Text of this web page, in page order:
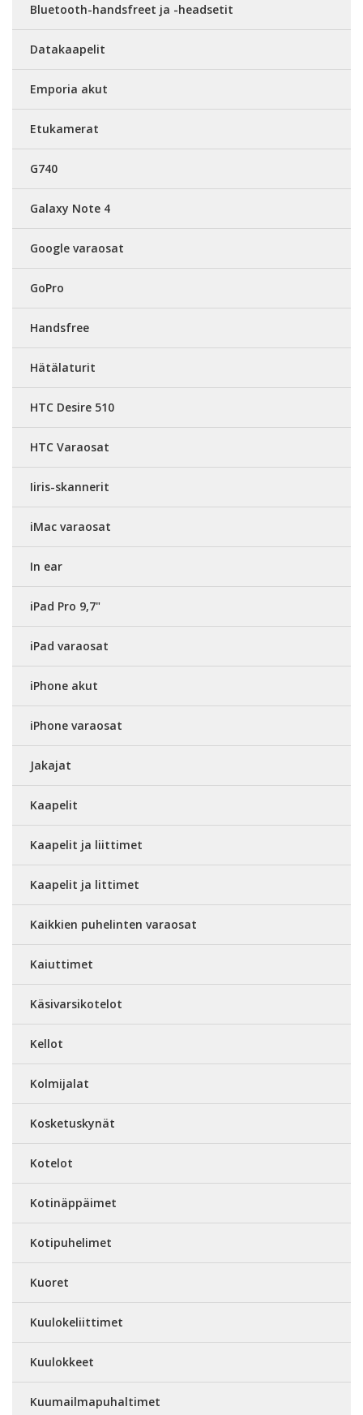
Bluetooth-handsfreet ja -headsetit
Datakaapelit
Emporia akut
Etukamerat
G740
Galaxy Note 4
Google varaosat
GoPro
Handsfree
Hätälaturit
HTC Desire 510
HTC Varaosat
Iiris-skannerit
iMac varaosat
In ear
iPad Pro 9,7"
iPad varaosat
iPhone akut
iPhone varaosat
Jakajat
Kaapelit
Kaapelit ja liittimet
Kaapelit ja littimet
Kaikkien puhelinten varaosat
Kaiuttimet
Käsivarsikotelot
Kellot
Kolmijalat
Kosketuskynät
Kotelot
Kotinäppäimet
Kotipuhelimet
Kuoret
Kuulokeliittimet
Kuulokkeet
Kuumailmapuhaltimet